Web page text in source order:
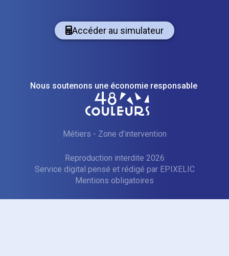
Accéder au simulateur
Nous soutenons une économie responsable
Métiers - Zone d'intervention
Reproduction interdite 2026
—
Service digital pensé et rédigé par EPIXELIC
—
Mentions obligatoires